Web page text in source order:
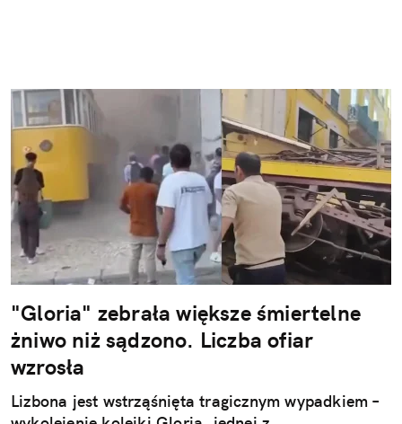
"Gloria" zebrała większe śmiertelne
żniwo niż sądzono. Liczba ofiar
wzrosła
Lizbona jest wstrząśnięta tragicznym wypadkiem –